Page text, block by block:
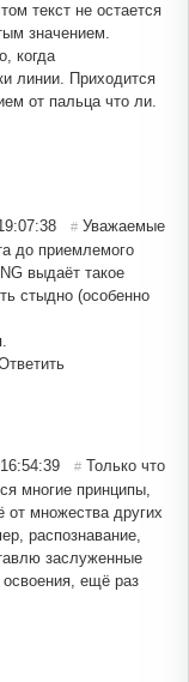
текст не остается
значением.
когда
линии. Приходится
от пальца что ли.
# Уважаемые
до приемлемого
выдаёт такое
стыдно (особенно
# Только что
многие принципы,
от множества других
распознавание,
заслуженные
ещё раз